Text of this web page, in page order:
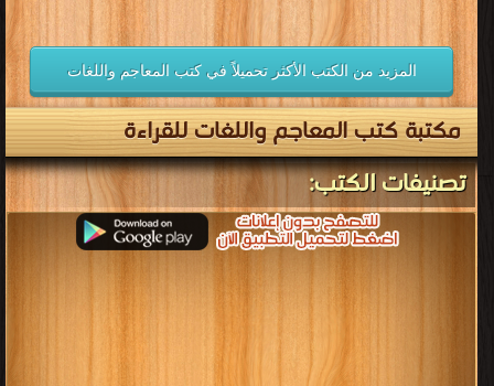
المزيد من الكتب الأكثر تحميلاً في كتب المعاجم واللغات
مكتبة كتب المعاجم واللغات للقراءة
تصنيفات الكتب: